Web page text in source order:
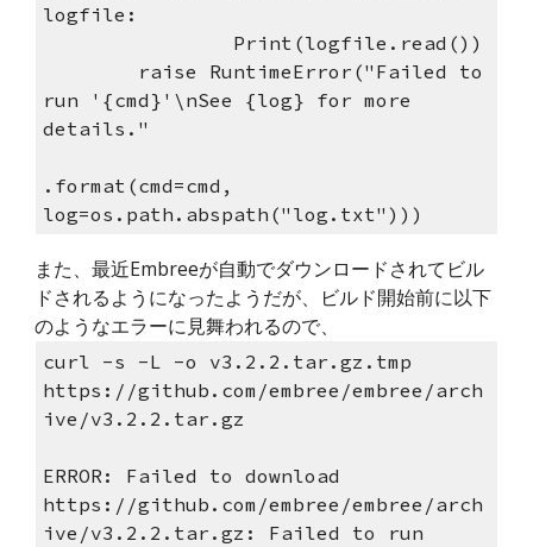
logfile:
                Print(logfile.read())
run '{cmd}'\nSee {log} for more
details."
.format(cmd=cmd,
log=os.path.abspath("log.txt")))
また、最近Embreeが自動でダウンロードされてビル
ドされるようになったようだが、ビルド開始前に以下
のようなエラーに見舞われるので、
curl -s -L -o v3.2.2.tar.gz.tmp
https://github.com/embree/embree/arch
ive/v3.2.2.tar.gz
ERROR: Failed to download
https://github.com/embree/embree/arch
ive/v3.2.2.tar.gz: Failed to run